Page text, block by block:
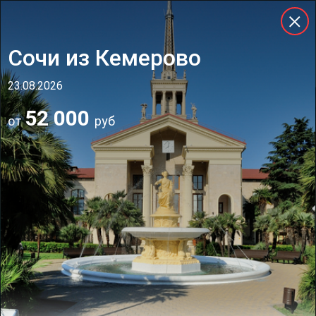
Горящие туры
Успевай, пока не остыли
Сочи из Кемерово
23.08.2026
от52 000 руб